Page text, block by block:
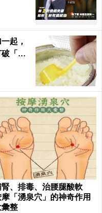
起，
「營
腎、排毒、治腰腿酸軟
「湧泉穴」的神奇作用
彙整